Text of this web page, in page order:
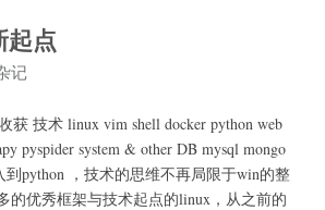
起点
记
获 技术 linux vim shell docker python web
pyspider system & other DB mysql mongo
到python ，技术的思维不再局限于win的整
的优秀框架与技术起点的linux，从之前的